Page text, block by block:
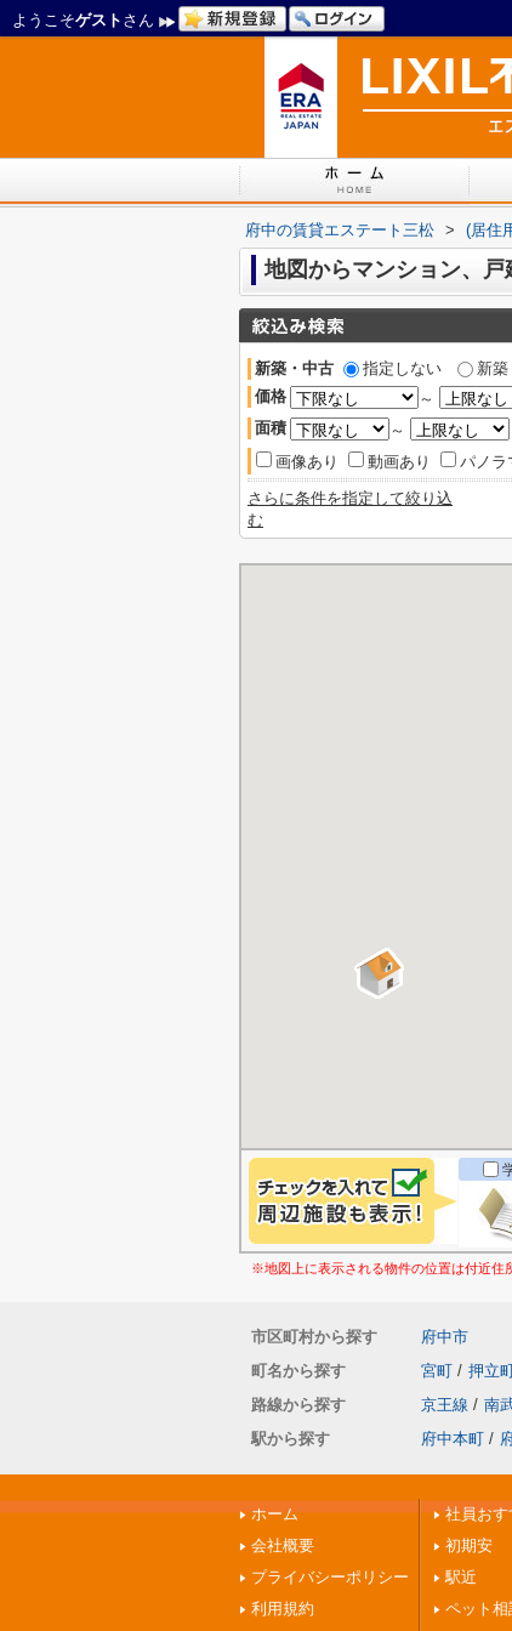
ようこそゲスト さん
府中の賃貸エステート三松 > (居住
地図からマンション、戸
新築・中古 指定しない 新築
価格
～
面積
～
画像あり
動画あり パノラ
さらに条件を指定して絞り込
む
※地図上に表示される物件の位置は付近住
市区町村から探す
府中市
町名から探す
宮町 / 押立
路線から探す
京王線 / 南
駅から探す
府中本町 /
ホーム
会社概要
プライバシーポリシー
利用規約
社員おす
初期安
駅近
ペット相